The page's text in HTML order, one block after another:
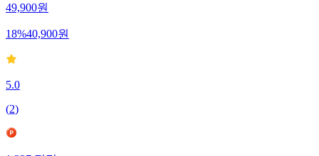
49,900원
18%40,900원
5.0
(2)